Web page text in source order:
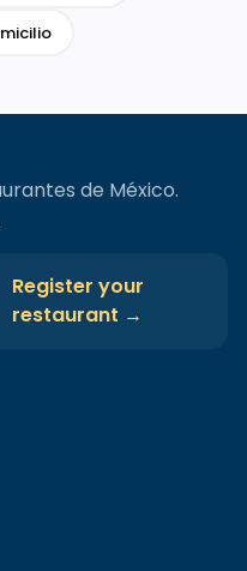
de México.
Register your
restaurant →